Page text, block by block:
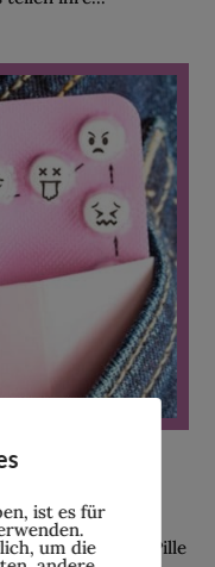
Einnahme der Pille
ist es für
um die